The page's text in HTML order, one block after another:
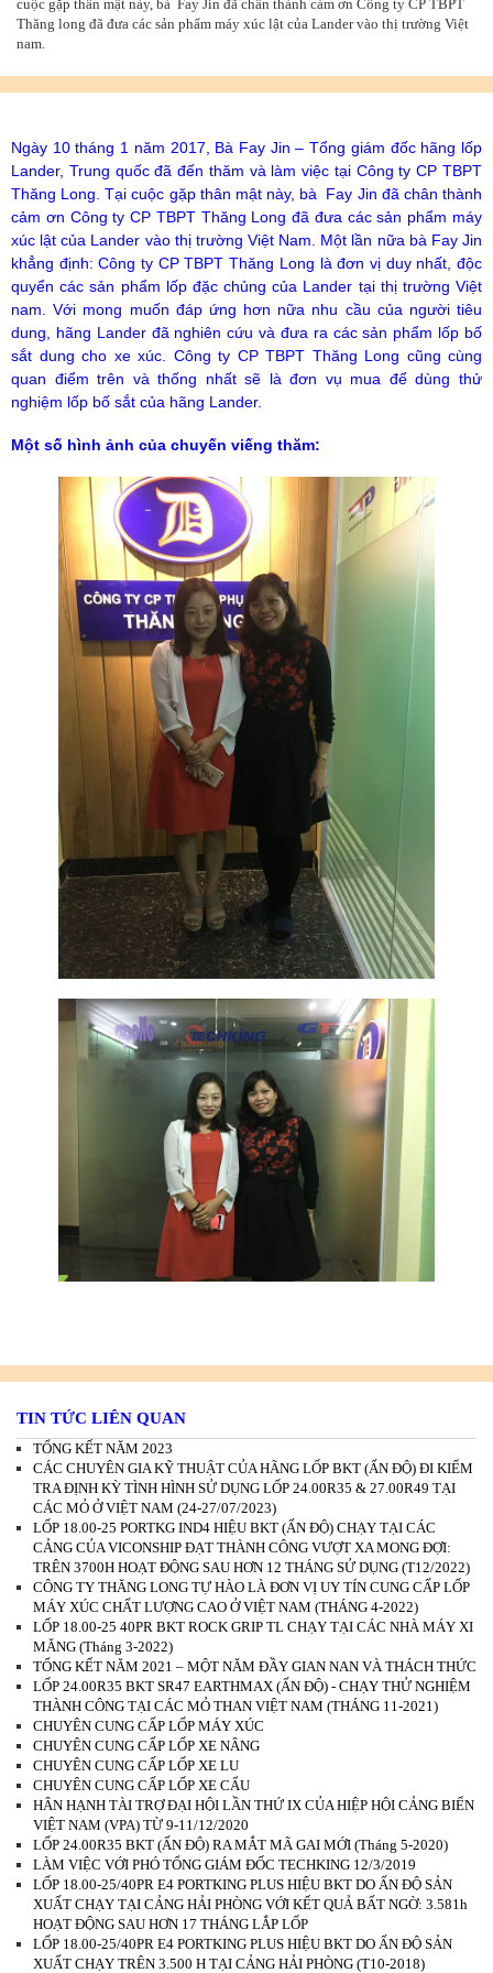
cuộc gặp thân mật này, bà Fay Jin đã chân thành cảm ơn Công ty CP TBPT
Thăng long đã đưa các sản phẩm máy xúc lật của Lander vào thị trường Việt
nam.
Ngày 10 tháng 1 năm 2017, Bà Fay Jin – Tổng giám đốc hãng lốp
Lander, Trung quốc đã đến thăm và làm việc tại Công ty CP TBPT
Thăng Long. Tại cuộc gặp thân mật này, bà Fay Jin đã chân thành
cảm ơn Công ty CP TBPT Thăng Long đã đưa các sản phẩm máy
xúc lật của Lander vào thị trường Việt Nam. Một lần nữa bà Fay Jin
khẳng định: Công ty CP TBPT Thăng Long là đơn vị duy nhất, độc
quyển các sản phẩm lốp đặc chủng của Lander tại thị trường Việt
nam. Với mong muốn đáp ứng hơn nữa nhu cầu của người tiêu
dung, hãng Lander đã nghiên cứu và đưa ra các sản phẩm lốp bố
sắt dung cho xe xúc. Công ty CP TBPT Thăng Long cũng cùng
quan điểm trên và thống nhất sẽ là đơn vụ mua để dùng thử
nghiệm lốp bố sắt của hãng Lander.
Một số hình ảnh của chuyến viếng thăm:
TIN TỨC LIÊN QUAN
TỔNG KẾT NĂM 2023
CÁC CHUYÊN GIA KỸ THUẬT CỦA HÃNG LỐP BKT (ẤN ĐỘ) ĐI KIỂM
TRA ĐỊNH KỲ TÌNH HÌNH SỬ DỤNG LỐP 24.00R35 & 27.00R49 TẠI
CÁC MỎ Ở VIỆT NAM (24-27/07/2023)
LỐP 18.00-25 PORTKG IND4 HIỆU BKT (ẤN ĐỘ) CHẠY TẠI CÁC
CẢNG CỦA VICONSHIP ĐẠT THÀNH CÔNG VƯỢT XA MONG ĐỢI:
TRÊN 3700H HOẠT ĐỘNG SAU HƠN 12 THÁNG SỬ DỤNG (T12/2022)
CÔNG TY THĂNG LONG TỰ HÀO LÀ ĐƠN VỊ UY TÍN CUNG CẤP LỐP
MÁY XÚC CHẤT LƯỢNG CAO Ở VIỆT NAM (THÁNG 4-2022)
LỐP 18.00-25 40PR BKT ROCK GRIP TL CHẠY TẠI CÁC NHÀ MÁY XI
MĂNG (Tháng 3-2022)
TỔNG KẾT NĂM 2021 – MỘT NĂM ĐẦY GIAN NAN VÀ THÁCH THỨC
LỐP 24.00R35 BKT SR47 EARTHMAX (ẤN ĐỘ) - CHẠY THỬ NGHIỆM
THÀNH CÔNG TẠI CÁC MỎ THAN VIỆT NAM (THÁNG 11-2021)
CHUYÊN CUNG CẤP LỐP MÁY XÚC
CHUYÊN CUNG CẤP LỐP XE NÂNG
CHUYÊN CUNG CẤP LỐP XE LU
CHUYÊN CUNG CẤP LỐP XE CẨU
HÂN HẠNH TÀI TRỢ ĐẠI HỘI LẦN THỨ IX CỦA HIỆP HỘI CẢNG BIỂN
VIỆT NAM (VPA) TỪ 9-11/12/2020
LỐP 24.00R35 BKT (ẤN ĐỘ) RA MẮT MÃ GAI MỚI (Tháng 5-2020)
LÀM VIỆC VỚI PHÓ TỔNG GIÁM ĐỐC TECHKING 12/3/2019
LỐP 18.00-25/40PR E4 PORTKING PLUS HIỆU BKT DO ẤN ĐỘ SẢN
XUẤT CHẠY TẠI CẢNG HẢI PHÒNG VỚI KẾT QUẢ BẤT NGỜ: 3.581h
HOẠT ĐỘNG SAU HƠN 17 THÁNG LẮP LỐP
LỐP 18.00-25/40PR E4 PORTKING PLUS HIỆU BKT DO ẤN ĐỘ SẢN
XUẤT CHẠY TRÊN 3.500 H TẠI CẢNG HẢI PHÒNG (T10-2018)